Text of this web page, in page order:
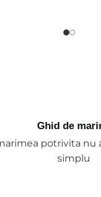
Ghid de
potrivita nu
simplu